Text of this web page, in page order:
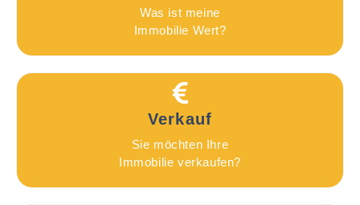
Was ist meine
Immobilie Wert?
Verkauf
Sie möchten Ihre
Immobilie verkaufen?